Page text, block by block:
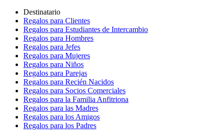
Destinatario
Regalos para Clientes
Regalos para Estudiantes de Intercambio
Regalos para Hombres
Regalos para Jefes
Regalos para Mujeres
Regalos para Niños
Regalos para Parejas
Regalos para Recién Nacidos
Regalos para Socios Comerciales
Regalos para la Familia Anfitriona
Regalos para las Madres
Regalos para los Amigos
Regalos para los Padres